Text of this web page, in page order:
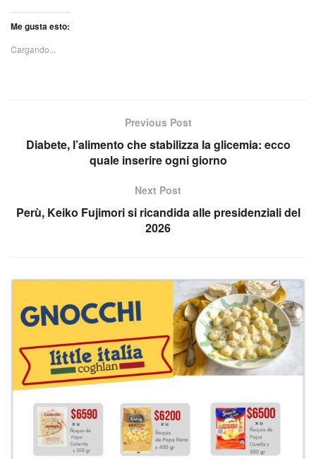
Me gusta esto:
Cargando...
Previous Post
Diabete, l’alimento che stabilizza la glicemia: ecco
quale inserire ogni giorno
Next Post
Perù, Keiko Fujimori si ricandida alle presidenziali del
2026